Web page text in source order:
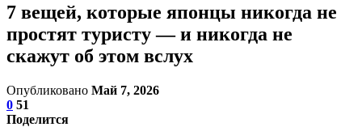
7 вещей, которые японцы никогда не
простят туристу — и никогда не
скажут об этом вслух
Опубликовано Май 7, 2026
0 51
Поделится